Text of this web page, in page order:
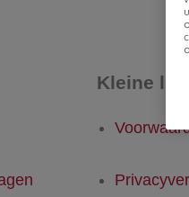
Kleine